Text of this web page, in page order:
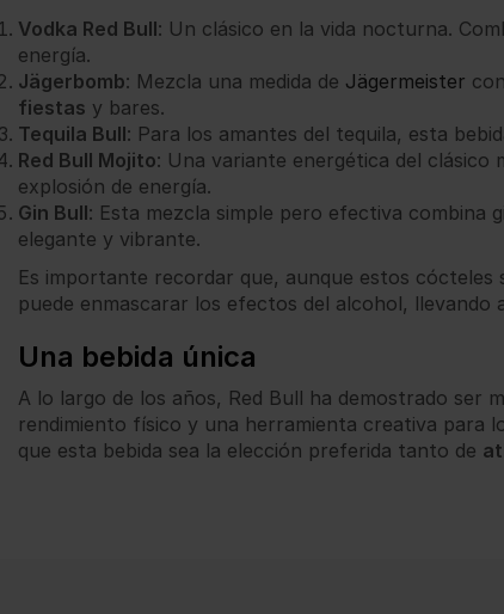
Vodka Red Bull: Un clásico en la vida nocturna.
energía.
Jägerbomb: Mezcla una medida de Jägermeister
fiestas y bares.
Tequila Bull: Para los amantes del tequila, esta
Red Bull Mojito: Una variante energética del clásico
explosión de energía.
Gin Bull: Esta mezcla simple pero efectiva combina
elegante y vibrante.
Es importante recordar que, aunque estos
puede enmascarar los efectos del alcohol,
Una bebida única
A lo largo de los años, Red Bull ha demostrado ser
rendimiento físico y una herramienta creativa para
que esta bebida sea la elección preferida tanto de